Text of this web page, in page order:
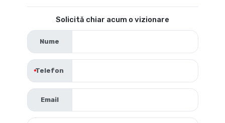
Solicită chiar acum o vizionare
Nume
Telefon
Email